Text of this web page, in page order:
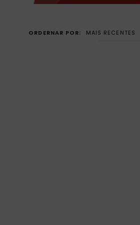
MAIS RECENTES